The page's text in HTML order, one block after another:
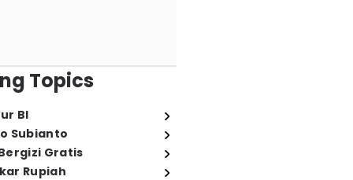
Topics
BI
Subianto
Gratis
Rupiah